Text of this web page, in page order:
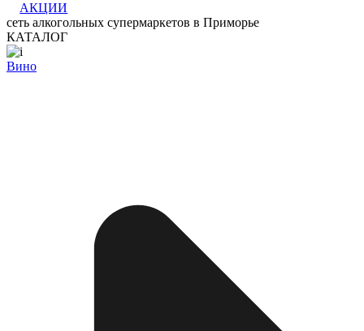
АКЦИИ
сеть алкогольных супермаркетов в Приморье
КАТАЛОГ
Вино